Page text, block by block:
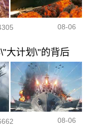
08-06
大计划\"的背后
08-06